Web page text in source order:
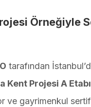
Örneğiyle
tarafından
Kent Projesi A Etabı
ve gayrimenkul